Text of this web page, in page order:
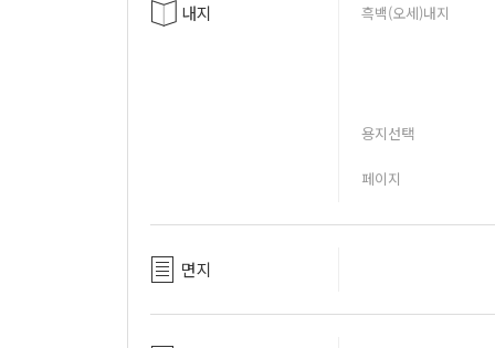
내지 흑백(오세)내지
용지선택
페이지
면지